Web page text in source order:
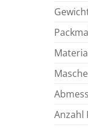
Anzahl